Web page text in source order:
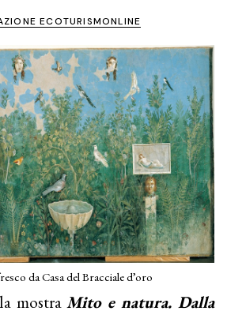
ECOTURISMONLINE
da Casa del Bracciale d’oro
la mostraMito e natura. Dalla